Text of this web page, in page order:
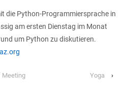
die Python-Programmiersprache in
am ersten Dienstag im Monat
um Python zu diskutieren.
Meeting Yoga ›